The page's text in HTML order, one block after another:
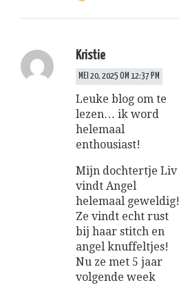
Kristie
MEI 20, 2025 OM 12:37 PM
Leuke blog om te
lezen… ik word
helemaal
enthousiast!
Mijn dochtertje Liv
vindt Angel
helemaal geweldig!
Ze vindt echt rust
bij haar stitch en
angel knuffeltjes!
Nu ze met 5 jaar
volgende week